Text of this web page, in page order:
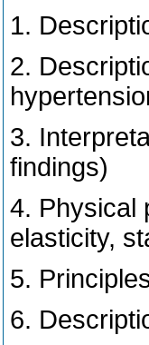
1.
2.
3.
findings)
4. Physical
elasticity,
5.
6.